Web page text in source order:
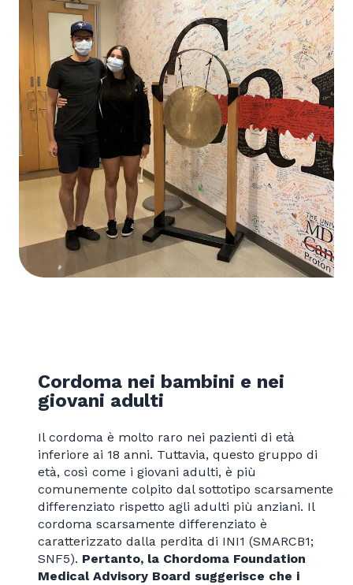
Cordoma nei bambini e nei
giovani adulti
Il cordoma è molto raro nei pazienti di età
inferiore ai 18 anni. Tuttavia, questo gruppo di
età, così come i giovani adulti, è più
comunemente colpito dal sottotipo scarsamente
differenziato rispetto agli adulti più anziani. Il
cordoma scarsamente differenziato è
caratterizzato dalla perdita di INI1 (SMARCB1;
SNF5). Pertanto, la Chordoma Foundation
Medical Advisory Board suggerisce che i